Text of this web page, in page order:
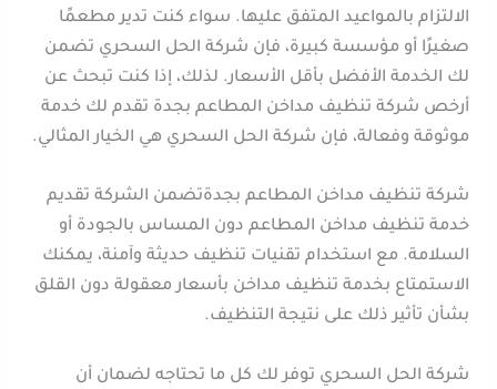
الالتزام بالمواعيد المتفق عليها. سواء كنت تدير مطعمًا
صغيرًا أو مؤسسة كبيرة، فإن شركة الحل السحري تضمن
لك الخدمة الأفضل بأقل الأسعار. لذلك، إذا كنت تبحث عن
أرخص شركة تنظيف مداخن المطاعم بجدة تقدم لك خدمة
موثوقة وفعالة، فإن شركة الحل السحري هي الخيار المثالي.
شركة تنظيف مداخن المطاعم بجدةتضمن الشركة تقديم
خدمة تنظيف مداخن المطاعم دون المساس بالجودة أو
السلامة. مع استخدام تقنيات تنظيف حديثة وآمنة، يمكنك
الاستمتاع بخدمة تنظيف مداخن بأسعار معقولة دون القلق
بشأن تأثير ذلك على نتيجة التنظيف.
شركة الحل السحري توفر لك كل ما تحتاجه لضمان أن